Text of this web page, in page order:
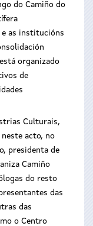
do Camiño do
as institucións
organizado
de
Culturais,
acto, no
presidenta de
Camiño
do resto
das
das
o Centro